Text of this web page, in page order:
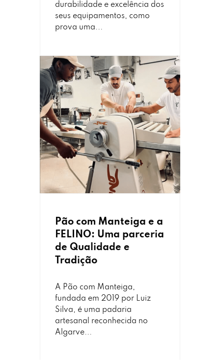
durabilidade e excelência dos
seus equipamentos, como
prova uma...
Pão com Manteiga e a
FELINO: Uma parceria
de Qualidade e
Tradição
A Pão com Manteiga,
fundada em 2019 por Luiz
Silva, é uma padaria
artesanal reconhecida no
Algarve...